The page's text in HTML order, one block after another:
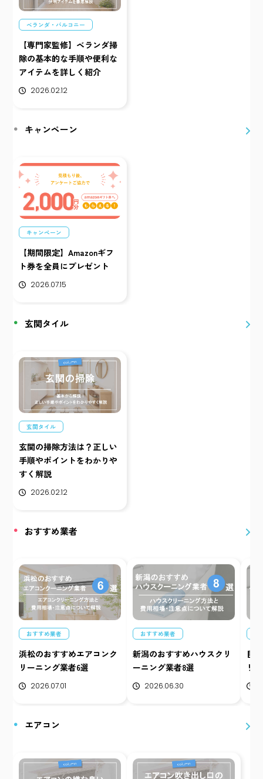
ベランダ・バルコニー
【専門家監修】ベランダ掃
除の基本的な手順や便利な
アイテムを詳しく紹介
2026.02.12
キャンペーン
キャンペーン
【期間限定】Amazonギフ
ト券を全員にプレゼント
2026.07.15
玄関タイル
玄関タイル
玄関の掃除方法は？正しい
手順やポイントをわかりや
すく解説
2026.02.12
おすすめ業者
おすすめ業者
浜松のおすすめエアコンク
リーニング業者6選
2026.07.01
おすすめ業者
新潟のおすすめハウスクリ
ーニング業者8選
2026.06.30
目
リ
エアコン